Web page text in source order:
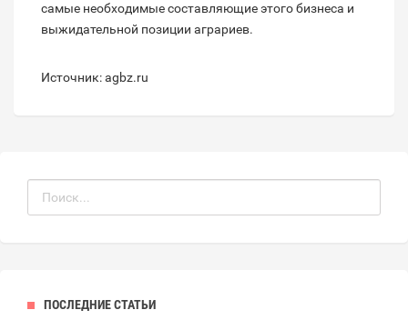
самые необходимые составляющие этого бизнеса и
выжидательной позиции аграриев.
Источник: agbz.ru
ПОСЛЕДНИЕ СТАТЬИ